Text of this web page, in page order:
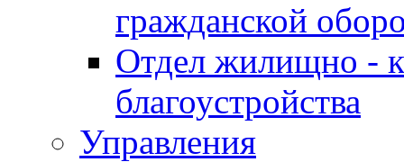
гражданской
Отдел жилищно -
благоустройства
Управления